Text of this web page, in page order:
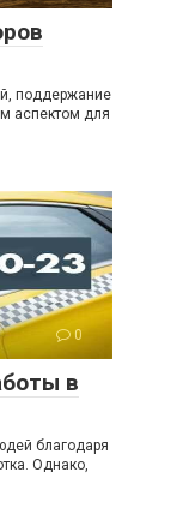
поддержание
аспектом для
0
в
благодаря
Однако,